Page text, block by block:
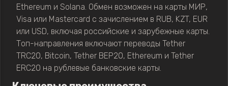
Ethereum и Solana. Обмен возможен на карты МИР,
Visa или Mastercard с зачислением в RUB, KZT, EUR
или USD, включая российские и зарубежные карты.
Топ-направления включают переводы Tether
TRC20, Bitcoin, Tether BEP20, Ethereum и Tether
ERC20 на рублевые банковские карты.